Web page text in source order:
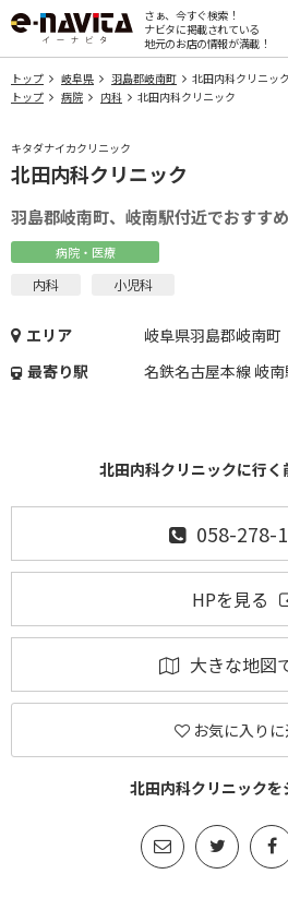
さぁ、今すぐ検索！
ナビタに掲載されている
地元のお店の情報が満載！
トップ 岐阜県 羽島郡岐南町
北田内科クリニック
トップ
病院 内科 北田内科クリニック
キタダナイカクリニック
北田内科クリニック
羽島郡岐南町、岐南駅付近でおすす
病院・医療
内科 小児科
エリア
岐阜県羽島郡岐南町
最寄り駅
名鉄名古屋本線 岐南
北田内科クリニックに行く
058-278-
HPを見る
大きな地図
お気に入り
北田内科クリニックを